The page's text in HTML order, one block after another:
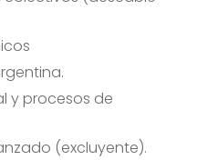
y procesos de
(excluyente).